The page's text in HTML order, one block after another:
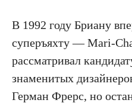
В 1992 году Бриану
суперъяхту — Mari-
рассматривал
знаменитых
Герман Фрерс, но